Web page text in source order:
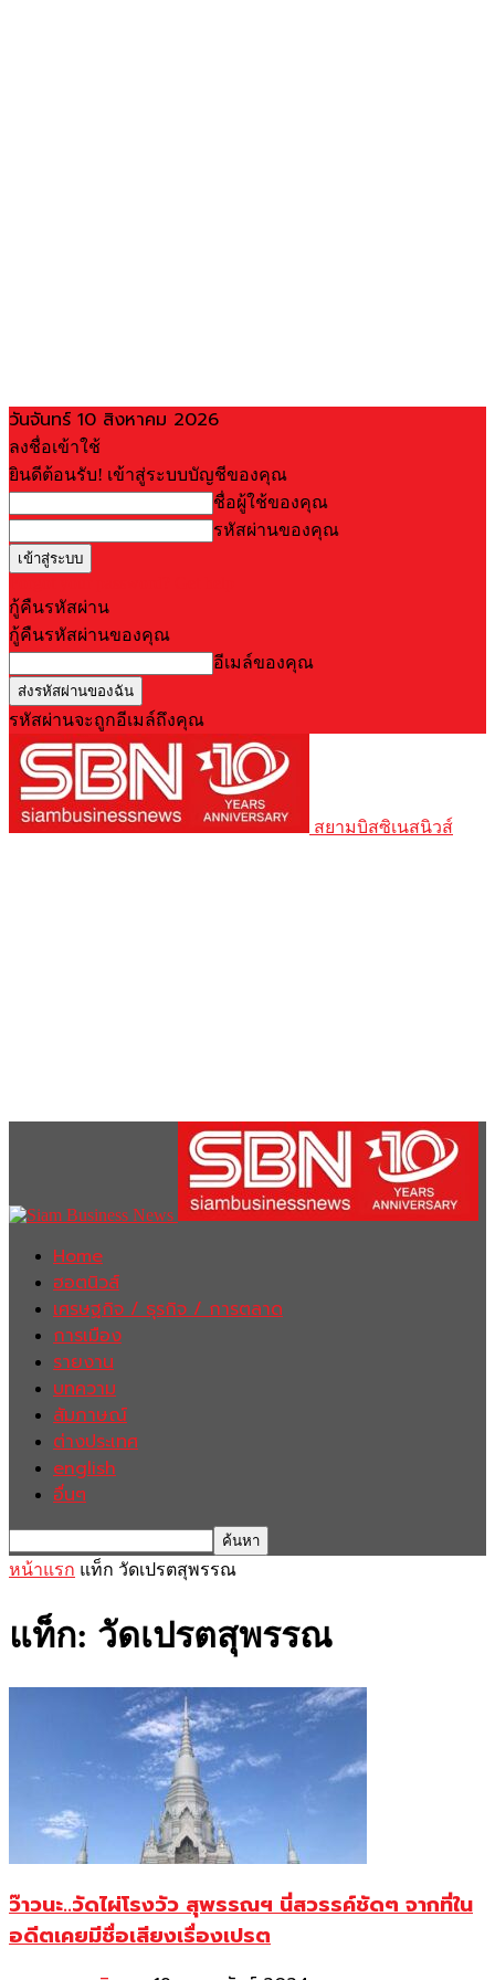
วันจันทร์ 10 สิงหาคม 2026
ลงชื่อเข้าใช้
ยินดีต้อนรับ! เข้าสู่ระบบบัญชีของคุณ
ชื่อผู้ใช้ของคุณ
รหัสผ่านของคุณ
กู้คืนรหัสผ่าน
กู้คืนรหัสผ่านของคุณ
อีเมล์ของคุณ
รหัสผ่านจะถูกอีเมล์ถึงคุณ
สยามบิสซิเนสนิวส์
Home
ฮอตนิวส์
เศรษฐกิจ / ธุรกิจ / การตลาด
การเมือง
รายงาน
บทความ
สัมภาษณ์
ต่างประเทศ
english
อื่นๆ
หน้าแรก แท็ก วัดเปรตสุพรรณ
แท็ก: วัดเปรตสุพรรณ
ว๊าวนะ..วัดไผ่โรงวัว สุพรรณฯ นี่สวรรค์ชัดๆ จากที่ใน
อดีตเคยมีชื่อเสียงเรื่องเปรต